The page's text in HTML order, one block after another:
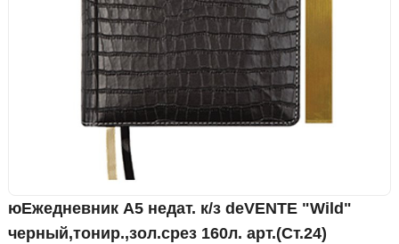
юЕжедневник А5 недат. к/з deVENTE "Wild"
черный,тонир.,зол.срез 160л. арт.(Cт.24)